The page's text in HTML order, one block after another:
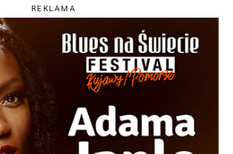
REKLAMA